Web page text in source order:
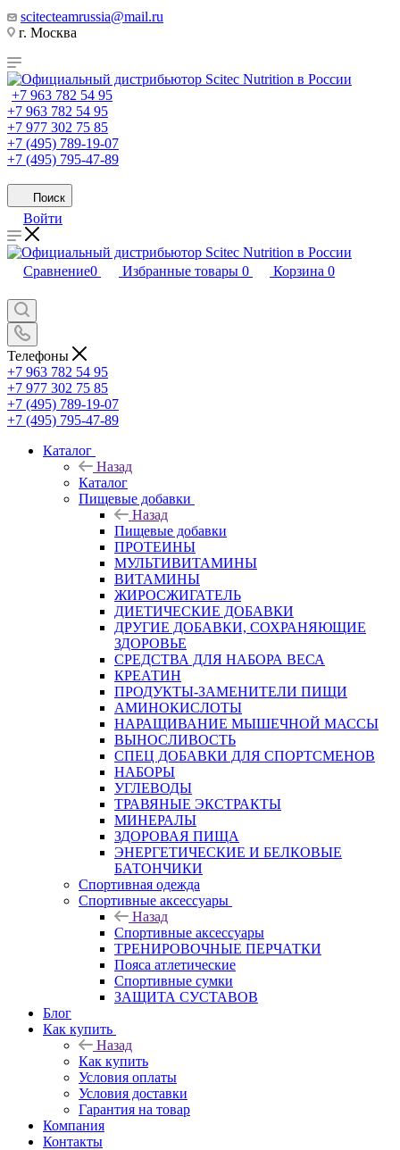
scitecteamrussia@mail.ru
г. Москва
+7 963 782 54 95
+7 963 782 54 95
+7 977 302 75 85
+7 (495) 789-19-07
+7 (495) 795-47-89
Поиск
Войти
Сравнение0 Избранные товары 0 Корзина 0
Телефоны
+7 963 782 54 95
+7 977 302 75 85
+7 (495) 789-19-07
+7 (495) 795-47-89
Каталог
Назад
Каталог
Пищевые добавки
Назад
Пищевые добавки
ПРОТЕИНЫ
МУЛЬТИВИТАМИНЫ
ВИТАМИНЫ
ЖИРОСЖИГАТЕЛЬ
ДИЕТИЧЕСКИЕ ДОБАВКИ
ДРУГИЕ ДОБАВКИ, СОХРАНЯЮЩИЕ
ЗДОРОВЬЕ
СРЕДСТВА ДЛЯ НАБОРА ВЕСА
КРЕАТИН
ПРОДУКТЫ-ЗАМЕНИТЕЛИ ПИЩИ
АМИНОКИСЛОТЫ
НАРАЩИВАНИЕ МЫШЕЧНОЙ МАССЫ
ВЫНОСЛИВОСТЬ
СПЕЦ ДОБАВКИ ДЛЯ СПОРТСМЕНОВ
НАБОРЫ
УГЛЕВОДЫ
ТРАВЯНЫЕ ЭКСТРАКТЫ
МИНЕРАЛЫ
ЗДОРОВАЯ ПИЩА
ЭНЕРГЕТИЧЕСКИЕ И БЕЛКОВЫЕ
БАТОНЧИКИ
Спортивная одежда
Спортивные аксессуары
Назад
Спортивные аксессуары
ТРЕНИРОВОЧНЫЕ ПЕРЧАТКИ
Пояса атлетические
Спортивные сумки
ЗАЩИТА СУСТАВОВ
Блог
Как купить
Назад
Как купить
Условия оплаты
Условия доставки
Гарантия на товар
Компания
Контакты